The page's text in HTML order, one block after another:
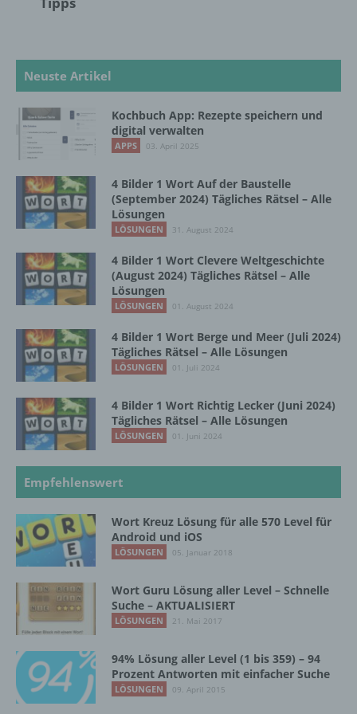
Neuste Artikel
Kochbuch App: Rezepte speichern und
digital verwalten
APPS 03. April 2025
4 Bilder 1 Wort Auf der Baustelle
(September 2024) Tägliches Rätsel – Alle
Lösungen
LÖSUNGEN 31. August 2024
4 Bilder 1 Wort Clevere Weltgeschichte
(August 2024) Tägliches Rätsel – Alle
Lösungen
LÖSUNGEN 01. August 2024
4 Bilder 1 Wort Berge und Meer (Juli 2024)
Tägliches Rätsel – Alle Lösungen
LÖSUNGEN 01. Juli 2024
4 Bilder 1 Wort Richtig Lecker (Juni 2024)
Tägliches Rätsel – Alle Lösungen
LÖSUNGEN 01. Juni 2024
Empfehlenswert
Wort Kreuz Lösung für alle 570 Level für
Android und iOS
LÖSUNGEN 05. Januar 2018
Wort Guru Lösung aller Level – Schnelle
Suche – AKTUALISIERT
LÖSUNGEN 21. Mai 2017
94% Lösung aller Level (1 bis 359) – 94
Prozent Antworten mit einfacher Suche
LÖSUNGEN 09. April 2015
Aufenthaltsort oder Ortswechsel dieser
Pseudonymisierung ist die Verarbeitung
personenbezogener Daten in einer Weise,
ohne Hinzuziehung zusätzlicher
Informationen nicht mehr einer spezifischen
betroffenen Person zugeordnet werden
können, sofern diese zusätzlichen
und technischen und organisatorischen
Maßnahmen unterliegen, die gewährleisten,
dass die personenbezogenen Daten nicht
einer identifizierten oder identifizierbaren
natürlichen Person zugewiesen werden.
g) Verantwortlicher oder für die Verarbeitung
Verantwortlicher oder für die Verarbeitung
Verantwortlicher ist die natürliche oder
oder andere Stelle, die allein oder
personenbezogenen Daten entscheidet.
Sind die Zwecke und Mittel dieser
Verarbeitung durch das Unionsrecht oder
so kann der Verantwortliche
beziehungsweise können die bestimmten
Kriterien seiner Benennung nach dem
Unionsrecht oder dem Recht der
Mitgliedstaaten vorgesehen werden.
h) Auftragsverarbeiter